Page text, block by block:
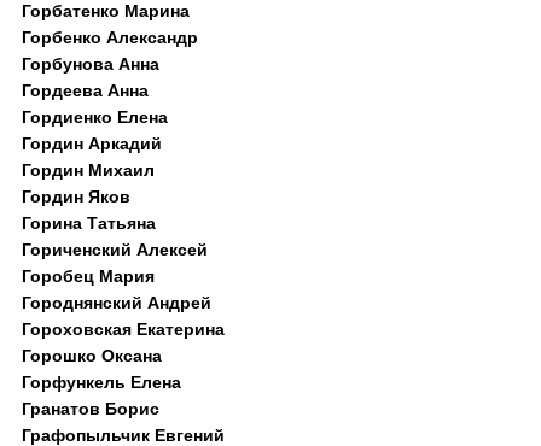
Горбатенко Марина
Горбенко Александр
Горбунова Анна
Гордеева Анна
Гордиенко Елена
Гордин Аркадий
Гордин Михаил
Гордин Яков
Горина Татьяна
Гориченский Алексей
Горобец Мария
Городнянский Андрей
Гороховская Екатерина
Горошко Оксана
Горфункель Елена
Гранатов Борис
Графопыльчик Евгений